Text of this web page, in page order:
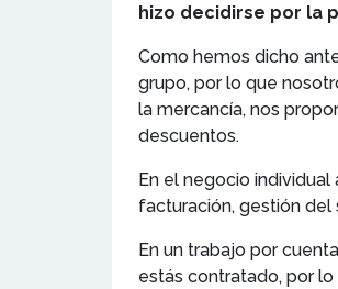
hizo decidirse por la
Como hemos dicho
grupo, por lo que
la mercancía, nos
descuentos.
En el negocio
facturación, gestión
En un trabajo por
estás contratado, por